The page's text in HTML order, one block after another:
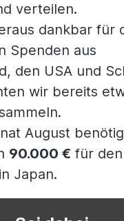
verteilen.
dankbar für
Spenden aus
den USA und
wir bereits
August
90.000 € für den
Japan.